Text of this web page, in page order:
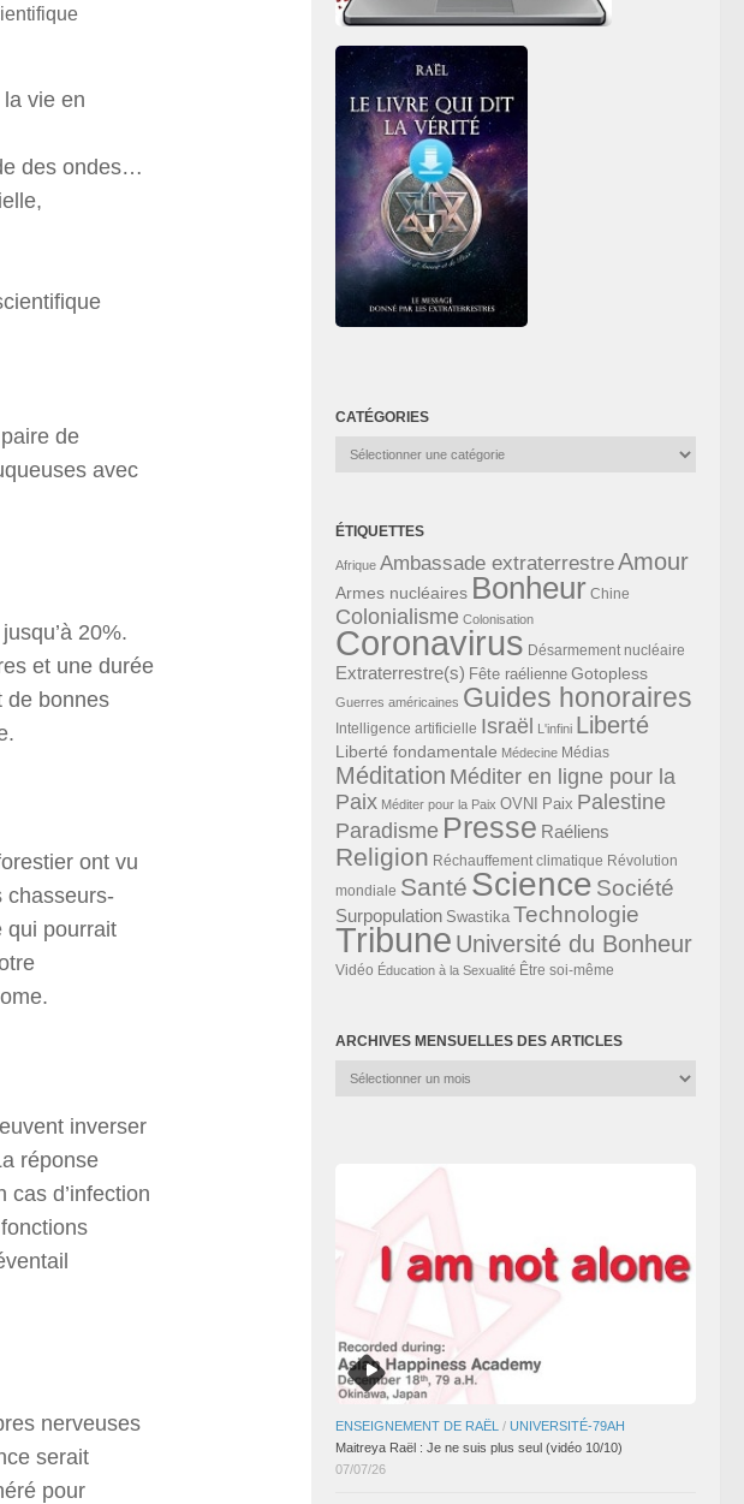
vie en
des ondes…
de
avec
20%.
et une durée
de bonnes
ont vu
chasseurs-
qui pourrait
inverser
réponse
d’infection
nerveuses
serait
pour
CATÉGORIES
Catégories
ÉTIQUETTES
Afrique Ambassade extraterrestreAmour
Armes nucléaires Bonheur Chine
Colonialisme Colonisation
Coronavirus Désarmement nucléaire
Extraterrestre(s) Fête raélienne Gotopless
Guerres américaines Guides honoraires
Intelligence artificielle Israël L'infini Liberté
Liberté fondamentale Médecine Médias
Méditation Méditer en ligne pour la
Paix Méditer pour la Paix OVNI Paix Palestine
Paradisme Presse Raéliens
Religion Réchauffement climatique Révolution
mondiale Santé Science Société
Surpopulation Swastika Technologie
Tribune Université du Bonheur
Vidéo Éducation à la Sexualité Être soi-même
ARCHIVES MENSUELLES DES ARTICLES
Archives
ENSEIGNEMENT DE RAËL / UNIVERSITÉ-79AH
Maitreya Raël : Je ne suis plus seul (vidéo 10/10)
07/07/26